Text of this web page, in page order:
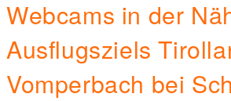
Webcams in der
Ausflugsziels
Vomperbach bei